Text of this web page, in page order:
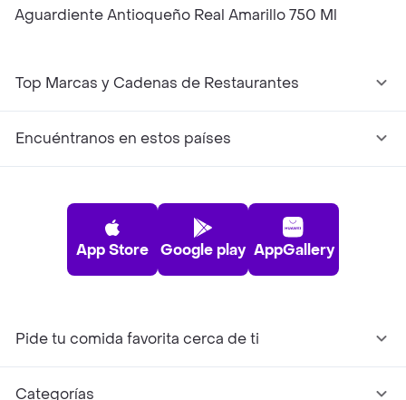
Aguardiente Antioqueño Real Amarillo 750 Ml
Top Marcas y Cadenas de Restaurantes
Encuéntranos en estos países
App Store Google play AppGallery
Pide tu comida favorita cerca de ti
Categorías